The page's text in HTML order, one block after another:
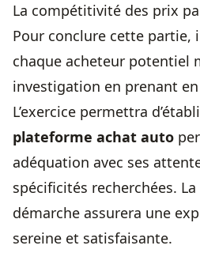
La compétitivité des prix
Pour conclure cette partie,
chaque acheteur potentiel
investigation en prenant
L’exercice permettra
plateforme achat auto
adéquation avec ses
spécificités recherchées.
démarche assurera une
sereine et satisfaisante.